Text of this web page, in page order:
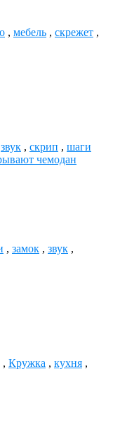
, мебель , скрежет ,
звук , скрип , шаги
чемодан
, замок , звук ,
, Кружка , кухня ,